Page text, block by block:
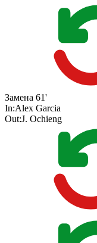
Замена 61'
In:Alex Garcia
Out:J. Ochieng